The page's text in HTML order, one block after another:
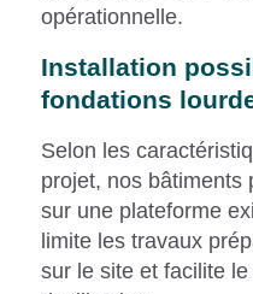
opérationnelle.
Installation
fondations
Selon les
projet, nos bâtiments
sur une plateforme
limite les travaux
sur le site et facilite